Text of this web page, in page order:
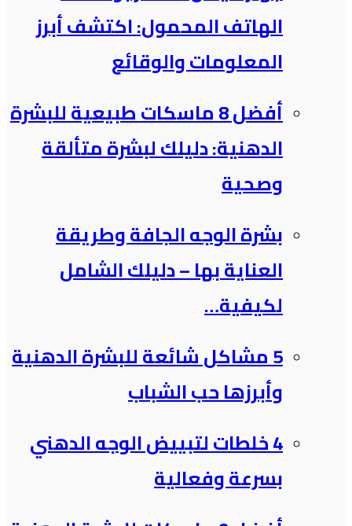
الهاتف المحمول: اكتشف أبرز
المعلومات والوقائع
أفضل 8 ماسكات طبيعية للبشرة
الدهنية: دليلك لبشرة متألقة
وصحية
بشرة الوجه الجافة وطريقة
العناية بها – دليلك الشامل
لكيفية…
5 مشاكل شائعة للبشرة الدهنية
وأبرزها حب الشباب
4 خلطات لتبييض الوجه الدهني
بسرعة وفعالية